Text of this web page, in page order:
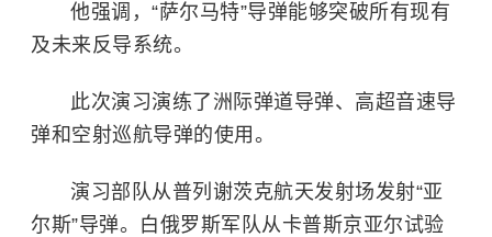
他强调，“萨尔马特”导弹能够突破所有现有
及未来反导系统。
此次演习演练了洲际弹道导弹、高超音速导
弹和空射巡航导弹的使用。
演习部队从普列谢茨克航天发射场发射“亚
尔斯”导弹。白俄罗斯军队从卡普斯京亚尔试验